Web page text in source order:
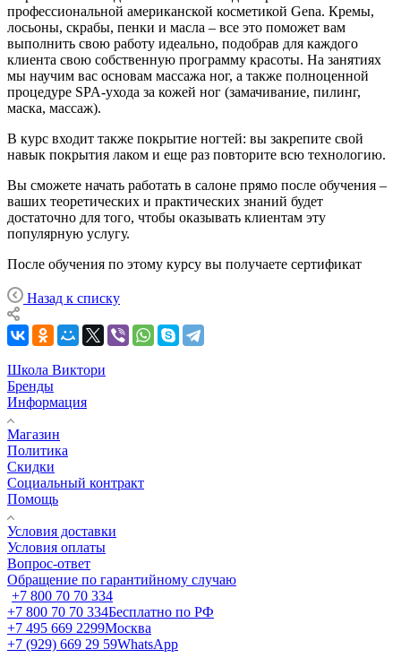
профессиональной американской косметикой Gena. Кремы,
лосьоны, скрабы, пенки и масла – все это поможет вам
выполнить свою работу идеально, подобрав для каждого
клиента свою собственную программу красоты. На занятиях
мы научим вас основам массажа ног, а также полноценной
процедуре SPA-ухода за кожей ног (замачивание, пилинг,
маска, массаж).
В курс входит также покрытие ногтей: вы закрепите свой
навык покрытия лаком и еще раз повторите всю технологию.
Вы сможете начать работать в салоне прямо после обучения –
ваших теоретических и практических знаний будет
достаточно для того, чтобы оказывать клиентам эту
популярную услугу.
После обучения по этому курсу вы получаете сертификат
Назад к списку
Школа Виктори
Бренды
Информация
Магазин
Политика
Скидки
Социальный контракт
Помощь
Условия доставки
Условия оплаты
Вопрос-ответ
Обращение по гарантийному случаю
+7 800 70 70 334
+7 800 70 70 334Бесплатно по РФ
+7 495 669 2299Москва
+7 (929) 669 29 59WhatsApp